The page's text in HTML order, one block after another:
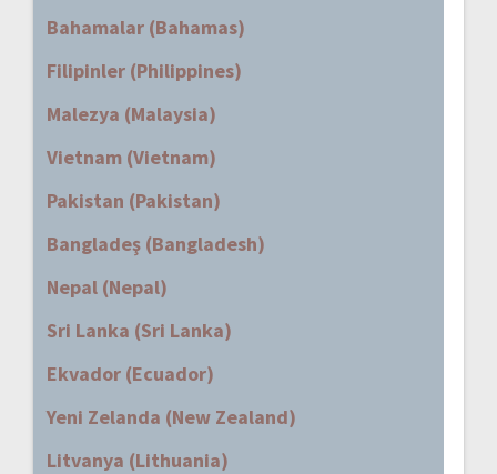
Bahamalar (Bahamas)
Filipinler (Philippines)
Malezya (Malaysia)
Vietnam (Vietnam)
Pakistan (Pakistan)
Bangladeş (Bangladesh)
Nepal (Nepal)
Sri Lanka (Sri Lanka)
Ekvador (Ecuador)
Yeni Zelanda (New Zealand)
Litvanya (Lithuania)